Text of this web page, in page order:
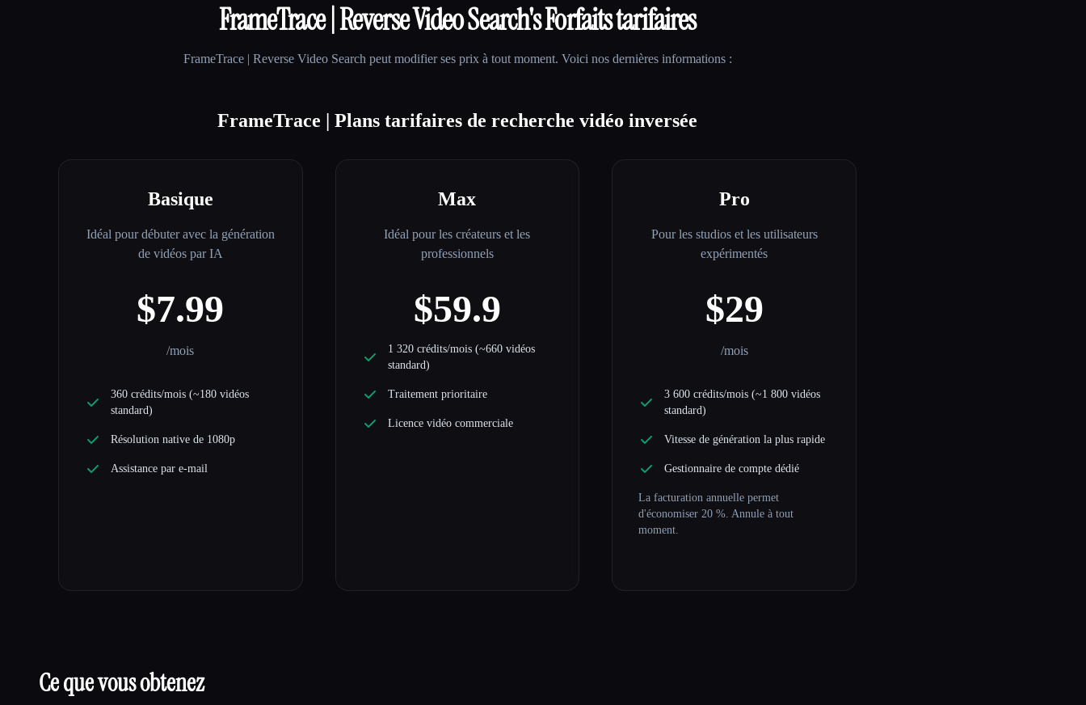
FrameTrace | Reverse Video Search's Forfaits tarifaires
FrameTrace | Reverse Video Searchpeut modifier ses prix à tout moment. Voici nos dernières informations :
FrameTrace | Plans tarifaires de recherche vidéo inversée
Basique
Idéal pour débuter avec la génération
de vidéos par IA
$7.99
/mois
360 crédits/mois (~180 vidéos
standard)
Résolution native de 1080p
Assistance par e-mail
Max
Idéal pour les créateurs et les
professionnels
$59.9
1 320 crédits/mois (~660 vidéos
standard)
Traitement prioritaire
Licence vidéo commerciale
Pro
Pour les studios et les utilisateurs
expérimentés
$29
/mois
3 600 crédits/mois (~1 800 vidéos
standard)
Vitesse de génération la plus rapide
Gestionnaire de compte dédié
La facturation annuelle permet
d'économiser 20 %. Annule à tout
moment.
Ce que vous obtenez